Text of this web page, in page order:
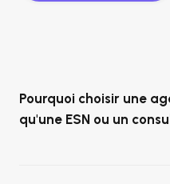
Pourquoi choisir une
qu'une ESN ou un